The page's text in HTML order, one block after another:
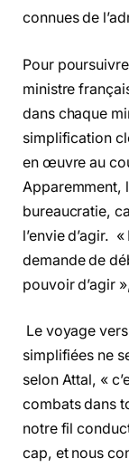
connues de
Pour
ministre
dans chaque
simplification
en œuvre au
Apparemment,
bureaucratie,
l’envie d’agir.
demande de
pouvoir d’agir
Le voyage
simplifiées ne
selon Attal, «
combats dans
notre fil
cap, et nous